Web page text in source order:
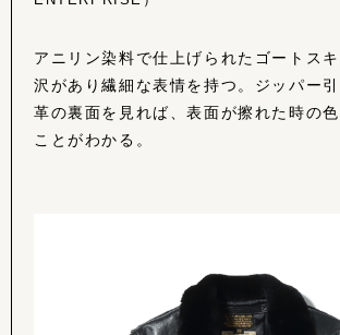
アニリン染料で仕上げられたゴートス
沢があり繊細な表情を持つ。ジッパー
革の裏面を見れば、表面が擦れた時の
ことがわかる。